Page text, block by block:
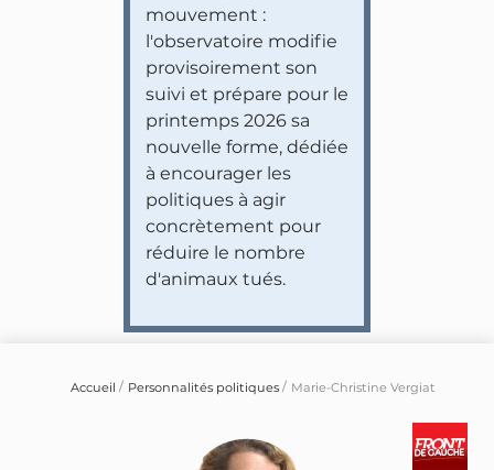
mouvement :
l'observatoire modifie
provisoirement son
suivi et prépare pour le
printemps 2026 sa
nouvelle forme, dédiée
à encourager les
politiques à agir
concrètement pour
réduire le nombre
d'animaux tués.
Accueil Personnalités politiques Marie-Christine Vergiat